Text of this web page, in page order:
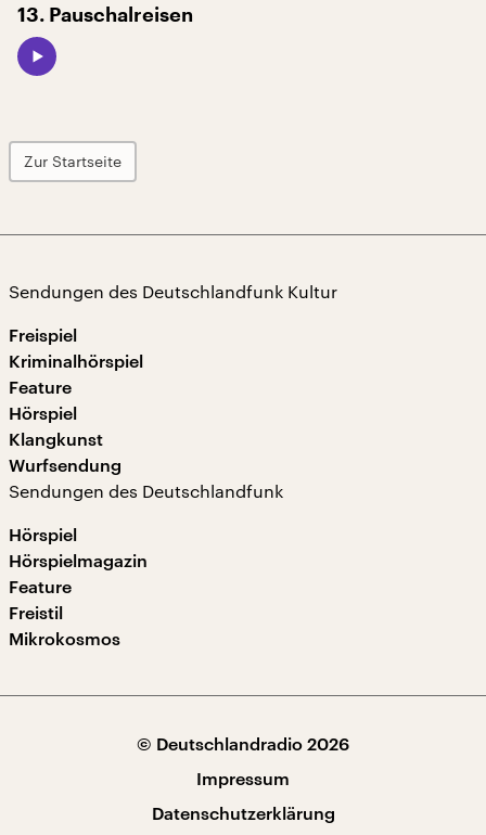
13. Pauschalreisen
Zur Startseite
Sendungen des Deutschlandfunk Kultur
Freispiel
Kriminalhörspiel
Feature
Hörspiel
Klangkunst
Wurfsendung
Sendungen des Deutschlandfunk
Hörspiel
Hörspielmagazin
Feature
Freistil
Mikrokosmos
© Deutschlandradio 2026
Impressum
Datenschutzerklärung